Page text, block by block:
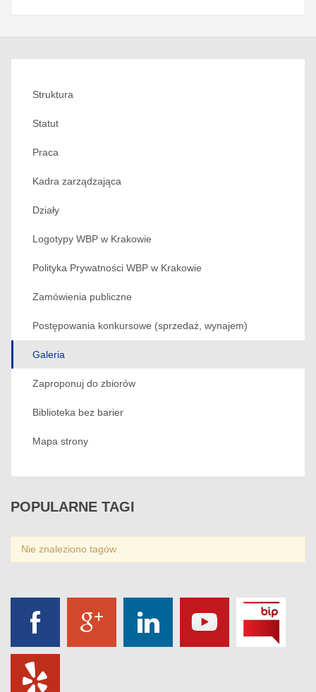
Struktura
Statut
Praca
Kadra zarządzająca
Działy
Logotypy WBP w Krakowie
Polityka Prywatności WBP w Krakowie
Zamówienia publiczne
Postępowania konkursowe (sprzedaż, wynajem)
Galeria
Zaproponuj do zbiorów
Biblioteka bez barier
Mapa strony
POPULARNE TAGI
Nie znaleziono tagów